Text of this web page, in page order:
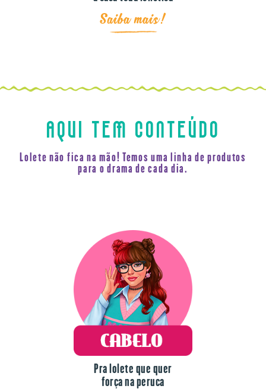
Saiba mais!
AQUI TEM CONTEÚDO
Lolete não fica na mão! Temos uma linha de produtos
para o drama de cada dia.
Pra lolete que quer
força na peruca